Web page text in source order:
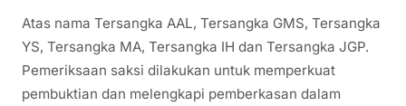
Atas nama Tersangka AAL, Tersangka GMS, Tersangka
YS, Tersangka MA, Tersangka IH dan Tersangka JGP.
Pemeriksaan saksi dilakukan untuk memperkuat
pembuktian dan melengkapi pemberkasan dalam